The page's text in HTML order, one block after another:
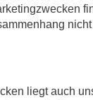
nicht
liegt auch